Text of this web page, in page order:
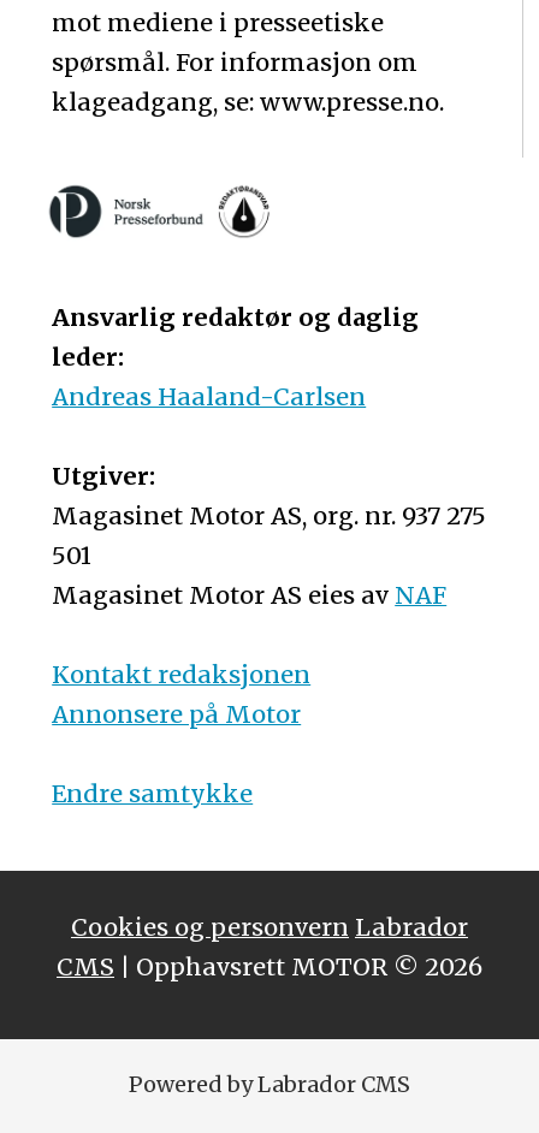
mot mediene i presseetiske
spørsmål. For informasjon om
klageadgang, se: www.presse.no.
Ansvarlig redaktør og daglig
leder:
Andreas Haaland-Carlsen
Utgiver:
Magasinet Motor AS, org. nr. 937 275
501
Magasinet Motor AS eies av NAF
Kontakt redaksjonen
Annonsere på Motor
Endre samtykke
Cookies og personvern Labrador
CMS | Opphavsrett MOTOR © 2026
Powered by Labrador CMS